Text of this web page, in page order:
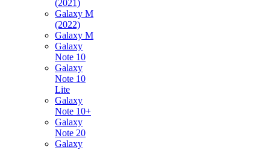
(2021)
Galaxy M
(2022)
Galaxy M
Galaxy
Note 10
Galaxy
Note 10
Lite
Galaxy
Note 10+
Galaxy
Note 20
Galaxy